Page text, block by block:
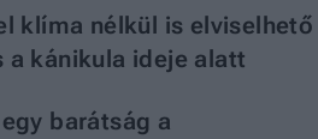
klíma nélkül is elviselhető
a kánikula ideje alatt
barátság a